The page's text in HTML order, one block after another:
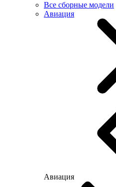
Все сборные модели
Авиация
Авиация